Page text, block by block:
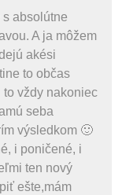
absolútne
A ja môžem
akési
to občas
vždy nakoniec
seba
výsledkom 🙂
i poničené, i
ten nový
ešte,mám